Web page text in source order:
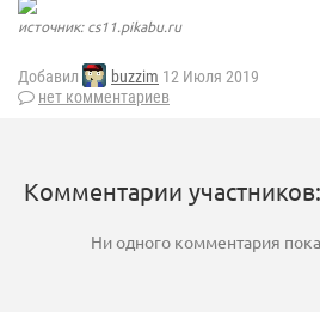
источник: cs11.pikabu.ru
Добавил buzzim 12 Июля 2019
нет комментариев
Комментарии участников:
Ни одного комментария